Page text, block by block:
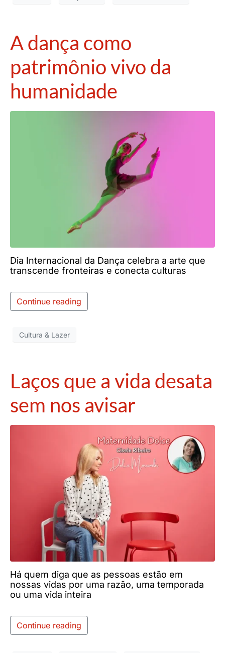
A dança como
patrimônio vivo da
humanidade
Dia Internacional da Dança celebra a arte que
transcende fronteiras e conecta culturas
Continue reading
Cultura & Lazer
Laços que a vida desata
sem nos avisar
Há quem diga que as pessoas estão em
nossas vidas por uma razão, uma temporada
ou uma vida inteira
Continue reading